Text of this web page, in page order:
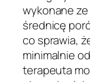
wykonane
średnicę
co sprawia,
minimalnie
terapeuta